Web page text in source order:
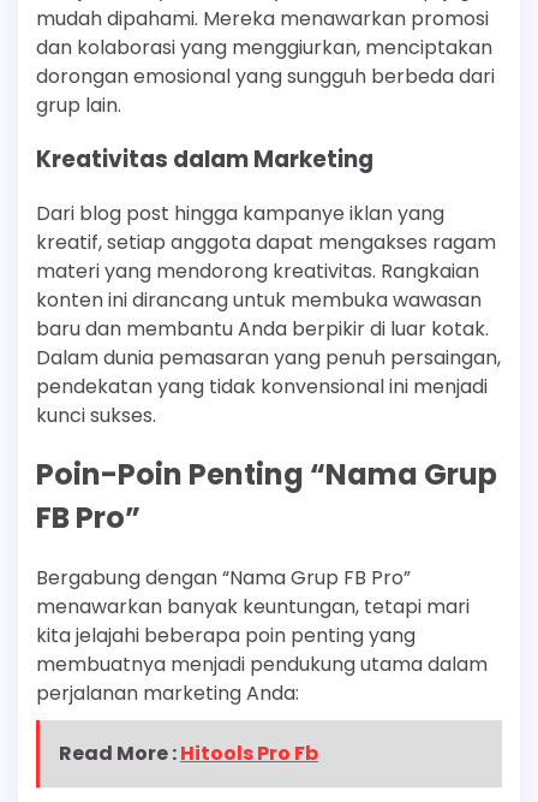
mudah dipahami. Mereka menawarkan promosi
dan kolaborasi yang menggiurkan, menciptakan
dorongan emosional yang sungguh berbeda dari
grup lain.
Kreativitas dalam Marketing
Dari blog post hingga kampanye iklan yang
kreatif, setiap anggota dapat mengakses ragam
materi yang mendorong kreativitas. Rangkaian
konten ini dirancang untuk membuka wawasan
baru dan membantu Anda berpikir di luar kotak.
Dalam dunia pemasaran yang penuh persaingan,
pendekatan yang tidak konvensional ini menjadi
kunci sukses.
Poin-Poin Penting “Nama Grup
FB Pro”
Bergabung dengan “Nama Grup FB Pro”
menawarkan banyak keuntungan, tetapi mari
kita jelajahi beberapa poin penting yang
membuatnya menjadi pendukung utama dalam
perjalanan marketing Anda:
Read More :Hitools Pro Fb